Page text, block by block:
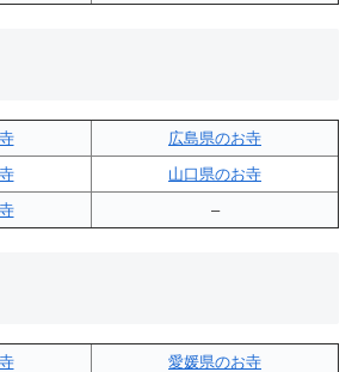
広島県のお寺
山口県のお寺
–
愛媛県のお寺